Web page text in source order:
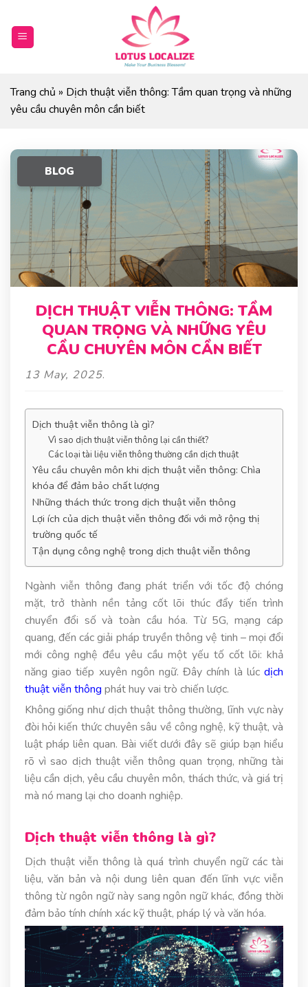
content
Trang chủ » Dịch thuật viễn thông: Tầm quan trọng và những
yêu cầu chuyên môn cần biết
BLOG
DỊCH THUẬT VIỄN THÔNG: TẦM
QUAN TRỌNG VÀ NHỮNG YÊU
CẦU CHUYÊN MÔN CẦN BIẾT
13 May, 2025.
Dịch thuật viễn thông là gì?
Vì sao dịch thuật viễn thông lại cần thiết?
Các loại tài liệu viễn thông thường cần dịch thuật
Yêu cầu chuyên môn khi dịch thuật viễn thông: Chìa
khóa để đảm bảo chất lượng
Những thách thức trong dịch thuật viễn thông
Lợi ích của dịch thuật viễn thông đối với mở rộng thị
trường quốc tế
Tận dụng công nghệ trong dịch thuật viễn thông
Ngành viễn thông đang phát triển với tốc độ chóng
mặt, trở thành nền tảng cốt lõi thúc đẩy tiến trình
chuyển đổi số và toàn cầu hóa. Từ 5G, mạng cáp
quang, đến các giải pháp truyền thông vệ tinh – mọi đổi
mới công nghệ đều yêu cầu một yếu tố cốt lõi: khả
năng giao tiếp xuyên ngôn ngữ. Đây chính là lúcdịch
thuật viễn thông phát huy vai trò chiến lược.
Không giống như dịch thuật thông thường, lĩnh vực này
đòi hỏi kiến thức chuyên sâu về công nghệ, kỹ thuật, và
luật pháp liên quan. Bài viết dưới đây sẽ giúp bạn hiểu
rõ vì sao dịch thuật viễn thông quan trọng, những tài
liệu cần dịch, yêu cầu chuyên môn, thách thức, và giá trị
mà nó mang lại cho doanh nghiệp.
Dịch thuật viễn thông là gì?
Dịch thuật viễn thông là quá trình chuyển ngữ các tài
liệu, văn bản và nội dung liên quan đến lĩnh vực viễn
thông từ ngôn ngữ này sang ngôn ngữ khác, đồng thời
đảm bảo tính chính xác kỹ thuật, pháp lý và văn hóa.